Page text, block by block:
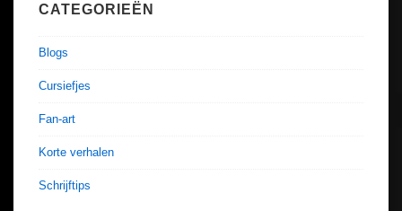
CATEGORIEËN
Blogs
Cursiefjes
Fan-art
Korte verhalen
Schrijftips